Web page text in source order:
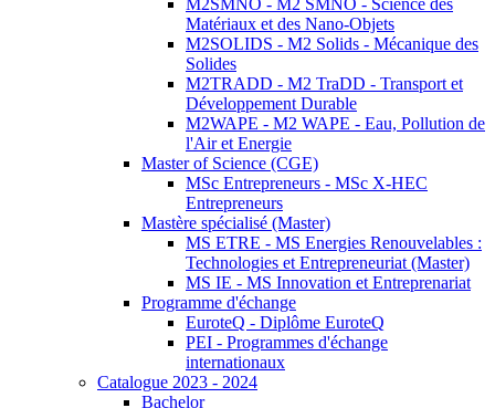
M2SMNO - M2 SMNO - Science des
Matériaux et des Nano-Objets
M2SOLIDS - M2 Solids - Mécanique des
Solides
M2TRADD - M2 TraDD - Transport et
Développement Durable
M2WAPE - M2 WAPE - Eau, Pollution de
l'Air et Energie
Master of Science (CGE)
MSc Entrepreneurs - MSc X-HEC
Entrepreneurs
Mastère spécialisé (Master)
MS ETRE - MS Energies Renouvelables :
Technologies et Entrepreneuriat (Master)
MS IE - MS Innovation et Entreprenariat
Programme d'échange
EuroteQ - Diplôme EuroteQ
PEI - Programmes d'échange
internationaux
Catalogue 2023 - 2024
Bachelor